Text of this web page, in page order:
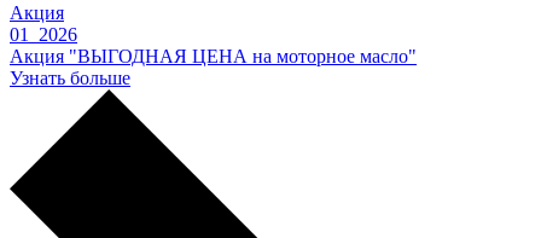
Акция
01 2026
Акция "ВЫГОДНАЯ ЦЕНА на моторное масло"
Узнать больше